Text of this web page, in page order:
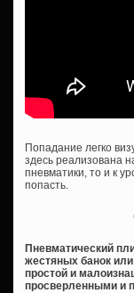
Попадание легко
здесь реализована
пневматики, то и к
попасть.
Пневматический
жестяных банок
простой и
просверленными и